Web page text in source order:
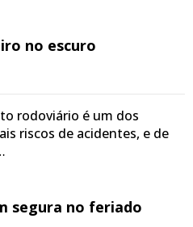
no escuro
rodoviário é um dos
riscos de acidentes, e de
segura no feriado